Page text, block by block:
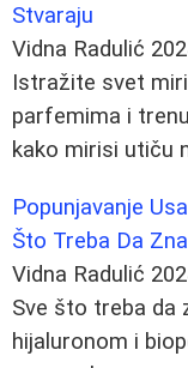
Stvaraju
Vidna Radulić
Istražite svet
parfemima i
kako mirisi utiču
Popunjavanje
Što Treba Da
Vidna Radulić
Sve što treba da
hijaluronom i